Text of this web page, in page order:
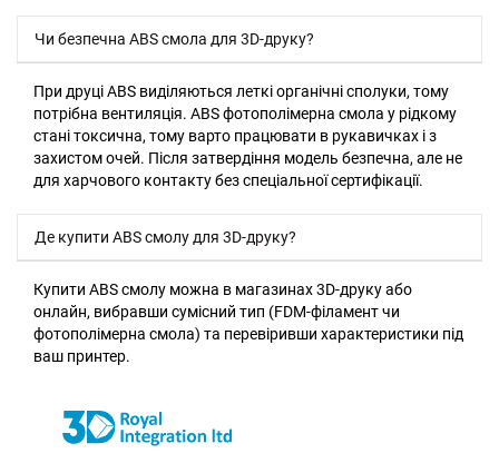
Чи безпечна ABS смола для 3D-друку?
При друці ABS виділяються леткі органічні сполуки, тому
потрібна вентиляція. ABS фотополімерна смола у рідкому
стані токсична, тому варто працювати в рукавичках і з
захистом очей. Після затвердіння модель безпечна, але не
для харчового контакту без спеціальної сертифікації.
Де купити ABS смолу для 3D-друку?
Купити ABS смолу можна в магазинах 3D-друку або
онлайн, вибравши сумісний тип (FDM-філамент чи
фотополімерна смола) та перевіривши характеристики під
ваш принтер.